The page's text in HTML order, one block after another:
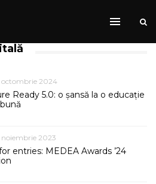
octombrie 2024
Ready 5.0: o șansă la o educație
noiembrie 2023
entries: MEDEA Awards ’24